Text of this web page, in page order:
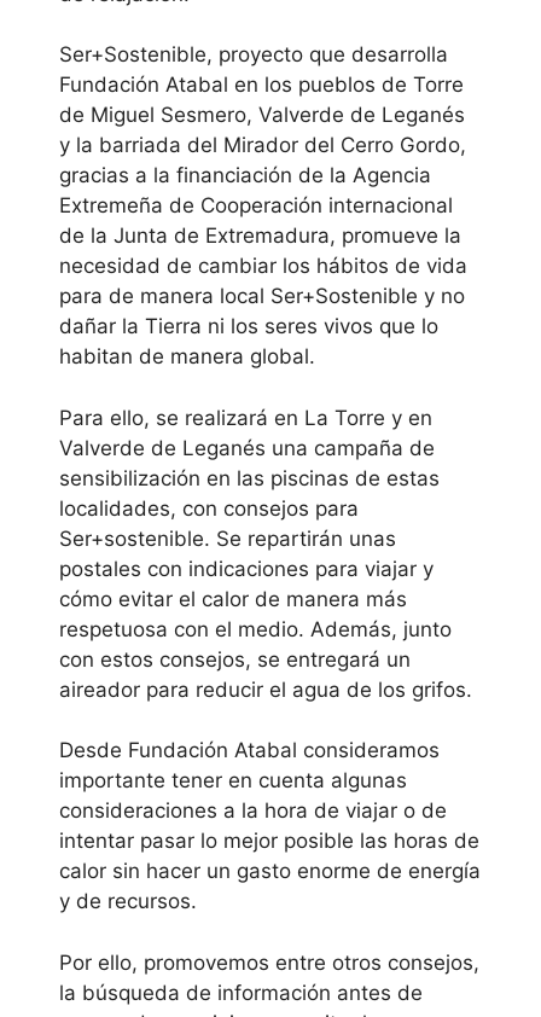
Ser+Sostenible, proyecto que desarrolla
Fundación Atabal en los pueblos de Torre
de Miguel Sesmero, Valverde de Leganés
y la barriada del Mirador del Cerro Gordo,
gracias a la financiación de la Agencia
Extremeña de Cooperación internacional
de la Junta de Extremadura, promueve la
necesidad de cambiar los hábitos de vida
para de manera local Ser+Sostenible y no
dañar la Tierra ni los seres vivos que lo
habitan de manera global.
Para ello, se realizará en La Torre y en
Valverde de Leganés una campaña de
sensibilización en las piscinas de estas
localidades, con consejos para
Ser+sostenible. Se repartirán unas
postales con indicaciones para viajar y
cómo evitar el calor de manera más
respetuosa con el medio. Además, junto
con estos consejos, se entregará un
aireador para reducir el agua de los grifos.
Desde Fundación Atabal consideramos
importante tener en cuenta algunas
consideraciones a la hora de viajar o de
intentar pasar lo mejor posible las horas de
calor sin hacer un gasto enorme de energía
y de recursos.
Por ello, promovemos entre otros consejos,
la búsqueda de información antes de